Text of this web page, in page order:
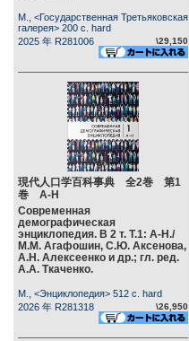
М., <Государственная Третьяковская
галерея> 200 c. hard
2025 年 R281006
\29,150
現代人口学百科事典 全2巻 第1
巻 А-Н
Современная
демографическая
энциклопедия. В 2 т. Т.1: А-Н./
М.М. Агафошин, С.Ю. Аксенова,
А.Н. Алексеенко и др.; гл. ред.
А.А. Ткаченко.
М., <Энциклопедия> 512 c. hard
2026 年 R281318
\26,950